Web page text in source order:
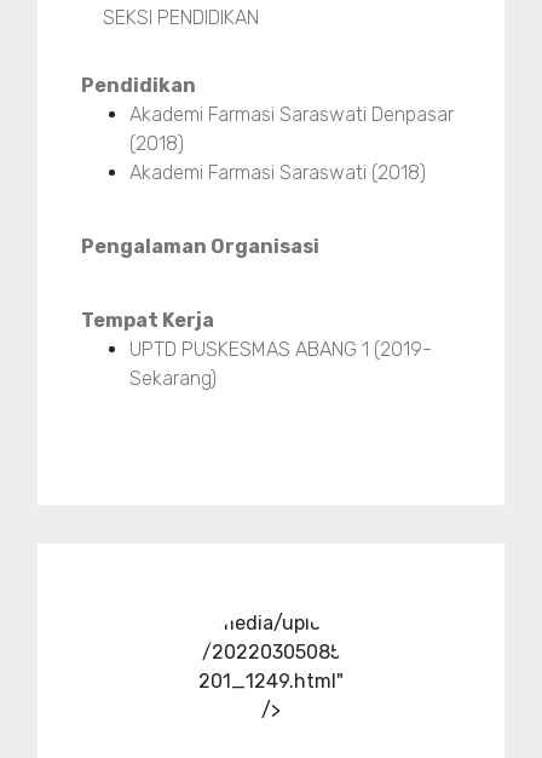
SEKSI PENDIDIKAN
Pendidikan
Akademi Farmasi Saraswati Denpasar
(2018)
Akademi Farmasi Saraswati (2018)
Pengalaman Organisasi
Tempat Kerja
UPTD PUSKESMAS ABANG 1 (2019-
Sekarang)
../media/upload
/20220305085
201_1249.html"
/>